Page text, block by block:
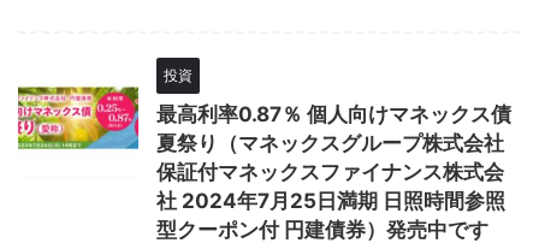
投資
最高利率0.87％ 個人向けマネックス債
夏祭り（マネックスグループ株式会社
保証付マネックスファイナンス株式会
社 2024年7月25日満期 日照時間参照
型クーポン付 円建債券）発売中です